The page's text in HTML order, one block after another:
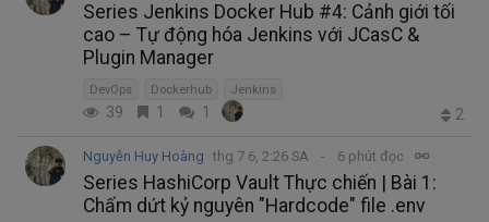
Series Jenkins Docker Hub #4: Cảnh giới tối
cao – Tự động hóa Jenkins với JCasC &
Plugin Manager
DevOps Dockerhub Jenkins
39 1 1 2
Nguyễn Huy Hoàng thg 7 6, 2:26 SA 6 phút đọc
Series HashiCorp Vault Thực chiến | Bài 1:
Chấm dứt kỷ nguyên "Hardcode" file .env